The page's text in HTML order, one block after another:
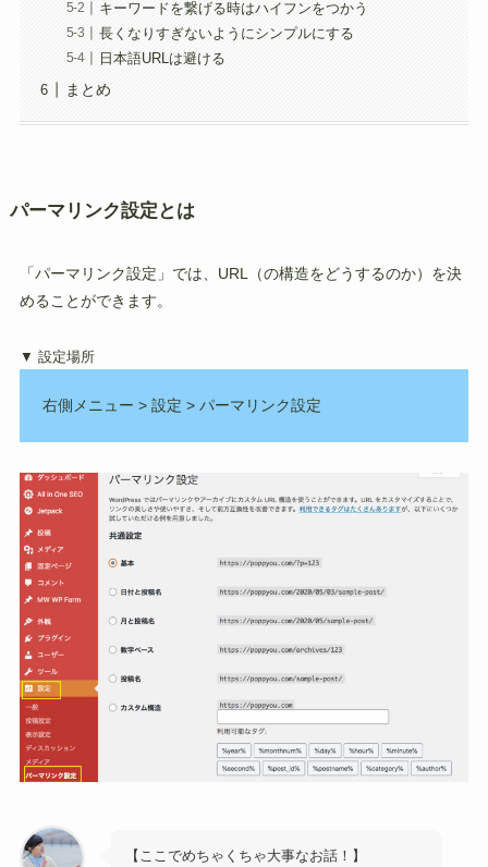
キーワードを繋げる時はハイフンをつかう
長くなりすぎないようにシンプルにする
日本語URLは避ける
まとめ
パーマリンク設定とは
「パーマリンク設定」では、URL（の構造をどうするのか）を決
めることができます。
▼ 設定場所
右側メニュー > 設定 > パーマリンク設定
【ここでめちゃくちゃ大事なお話！】